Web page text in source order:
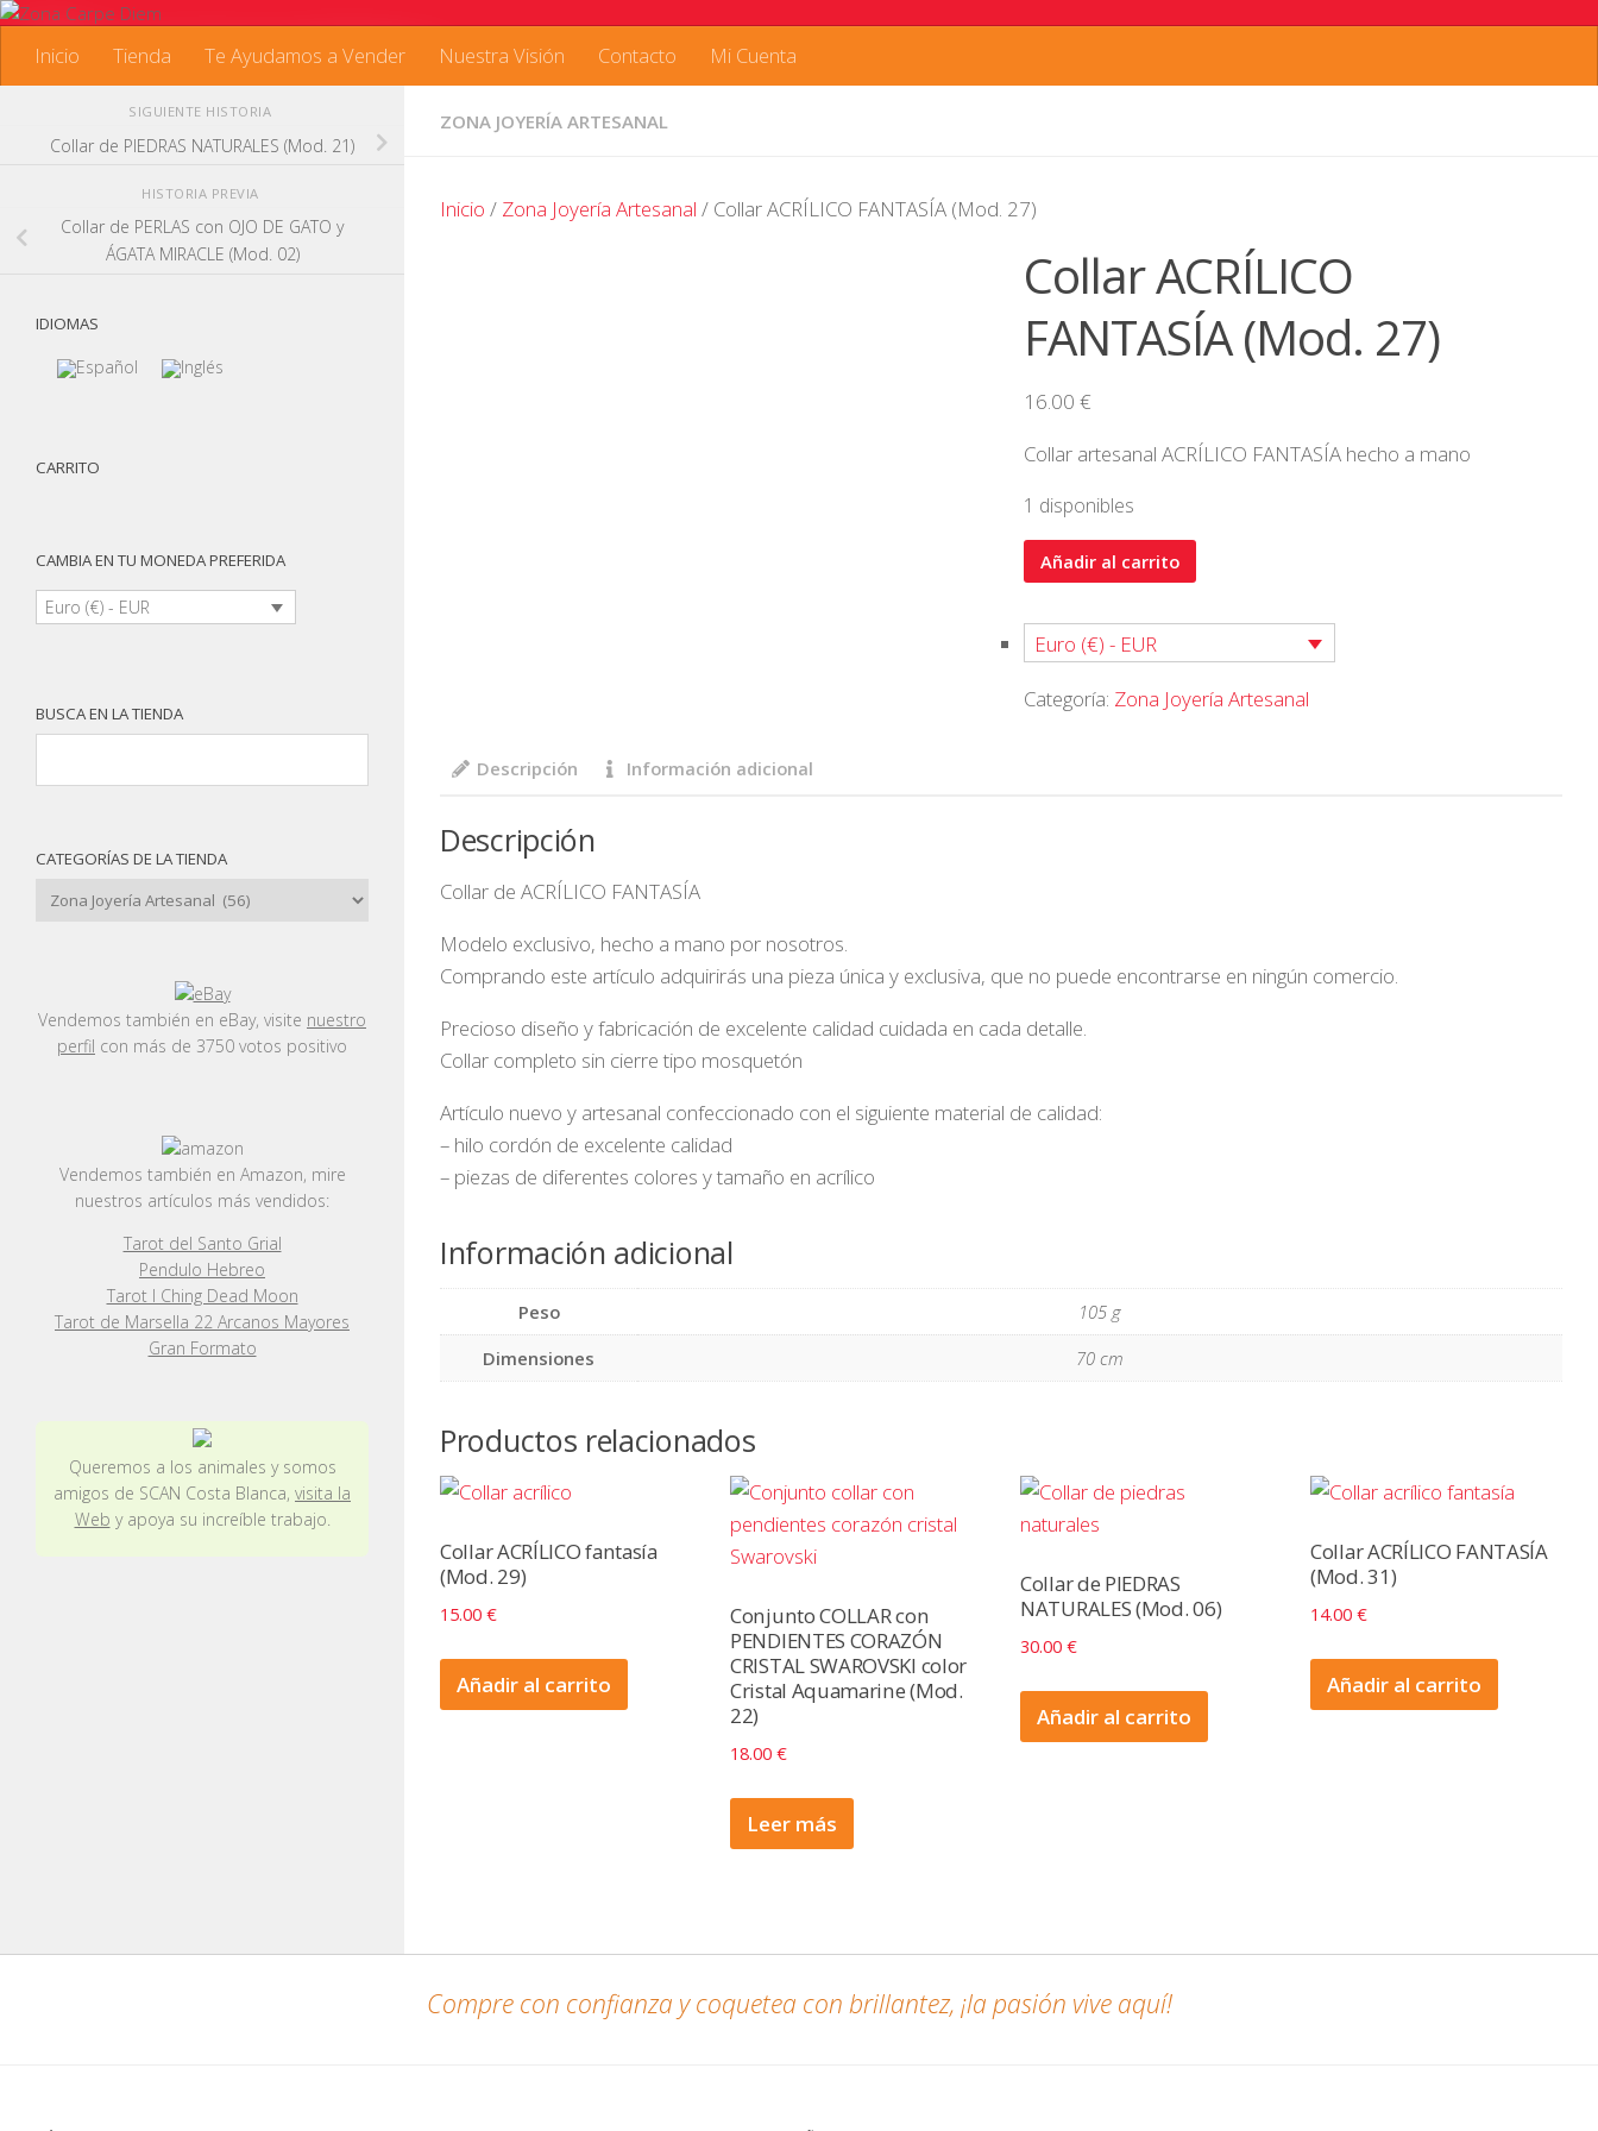
Inicio Tienda Te Ayudamos a Vender Nuestra Visión Contacto Mi Cuenta
ZONA JOYERÍA ARTESANAL
Inicio / Zona Joyería Artesanal / Collar ACRÍLICO FANTASÍA (Mod. 27)
Collar ACRÍLICO
FANTASÍA (Mod. 27)
16.00 €
Collar artesanal ACRÍLICO FANTASÍA hecho a mano
1 disponibles
Collar
ACRÍLICO
FANTASÍA
(Mod.
cantidad
Añadir al carrito
Euro (€) - EUR
Categoría: Zona Joyería Artesanal
Descripción Información adicional
Descripción
Collar de ACRÍLICO FANTASÍA
Modelo exclusivo, hecho a mano por nosotros.
Comprando este artículo adquirirás una pieza única y exclusiva, que no puede encontrarse en ningún comercio.
Precioso diseño y fabricación de excelente calidad cuidada en cada detalle.
Collar completo sin cierre tipo mosquetón
Artículo nuevo y artesanal confeccionado con el siguiente material de calidad:
– hilo cordón de excelente calidad
– piezas de diferentes colores y tamaño en acrílico
Información adicional
Peso
105 g
Dimensiones
70 cm
Productos relacionados
Collar ACRÍLICO fantasía
(Mod. 29)
15.00 €
Añadir al carrito
Conjunto COLLAR con
PENDIENTES CORAZÓN
CRISTAL SWAROVSKI color
Cristal Aquamarine (Mod.
22)
18.00 €
Leer más
Collar de PIEDRAS
NATURALES (Mod. 06)
30.00 €
Añadir al carrito
Collar ACRÍLICO FANTASÍA
(Mod. 31)
14.00 €
Añadir al carrito
SIGUIENTE HISTORIA
Collar de PIEDRAS NATURALES (Mod. 21)
HISTORIA PREVIA
Collar de PERLAS con OJO DE GATO y
ÁGATA MIRACLE (Mod. 02)
IDIOMAS
CARRITO
CAMBIA EN TU MONEDA PREFERIDA
Euro (€) - EUR
BUSCA EN LA TIENDA
CATEGORÍAS DE LA TIENDA
Vendemos también en eBay, visite nuestro
perfil con más de 3750 votos positivo
Vendemos también en Amazon, mire
nuestros artículos más vendidos:
Tarot del Santo Grial
Pendulo Hebreo
Tarot I Ching Dead Moon
Tarot de Marsella 22 Arcanos Mayores
Gran Formato
Queremos a los animales y somos
amigos de SCAN Costa Blanca, visita la
Web y apoya su increíble trabajo.
Compre con confianza y coquetea con brillantez, ¡la pasión vive aquí!